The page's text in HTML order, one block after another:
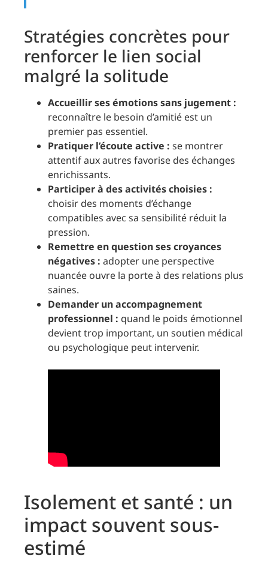
Stratégies concrètes pour
renforcer le lien social
malgré la solitude
Accueillir ses émotions sans jugement :
reconnaître le besoin d’amitié est un
premier pas essentiel.
Pratiquer l’écoute active : se montrer
attentif aux autres favorise des échanges
enrichissants.
Participer à des activités choisies :
choisir des moments d’échange
compatibles avec sa sensibilité réduit la
pression.
Remettre en question ses croyances
négatives : adopter une perspective
nuancée ouvre la porte à des relations plus
saines.
Demander un accompagnement
professionnel : quand le poids émotionnel
devient trop important, un soutien médical
ou psychologique peut intervenir.
Isolement et santé : un
impact souvent sous-
estimé